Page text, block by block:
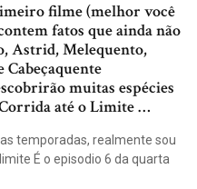
filme (melhor você
fatos que ainda não
Astrid, Melequento,
Cabeçaquente
muitas espécies
Corrida até o Limite …
temporadas, realmente sou
É o episodio 6 da quarta